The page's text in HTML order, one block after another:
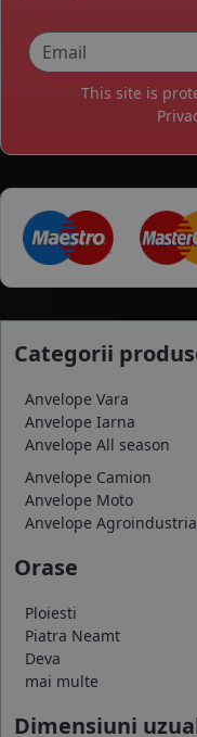
This site is
Categorii
Anvelope Vara
Anvelope Iarna
Anvelope All season
Anvelope Camion
Anvelope Moto
Anvelope
Orase
Ploiesti
Piatra Neamt
Deva
mai multe
Dimensiuni